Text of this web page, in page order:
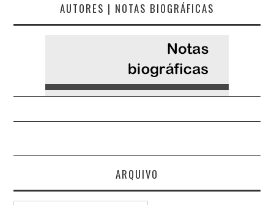
AUTORES | NOTAS BIOGRÁFICAS
ARQUIVO